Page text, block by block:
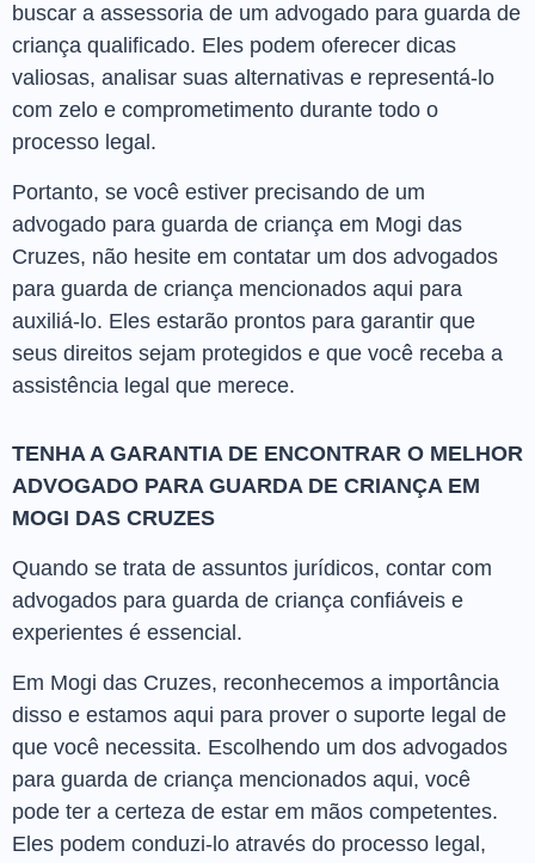
buscar a assessoria de um advogado para guarda de
criança qualificado. Eles podem oferecer dicas
valiosas, analisar suas alternativas e representá-lo
com zelo e comprometimento durante todo o
processo legal.
Portanto, se você estiver precisando de um
advogado para guarda de criança em Mogi das
Cruzes, não hesite em contatar um dos advogados
para guarda de criança mencionados aqui para
auxiliá-lo. Eles estarão prontos para garantir que
seus direitos sejam protegidos e que você receba a
assistência legal que merece.
TENHA A GARANTIA DE ENCONTRAR O MELHOR
ADVOGADO PARA GUARDA DE CRIANÇA EM
MOGI DAS CRUZES
Quando se trata de assuntos jurídicos, contar com
advogados para guarda de criança confiáveis e
experientes é essencial.
Em Mogi das Cruzes, reconhecemos a importância
disso e estamos aqui para prover o suporte legal de
que você necessita. Escolhendo um dos advogados
para guarda de criança mencionados aqui, você
pode ter a certeza de estar em mãos competentes.
Eles podem conduzi-lo através do processo legal,